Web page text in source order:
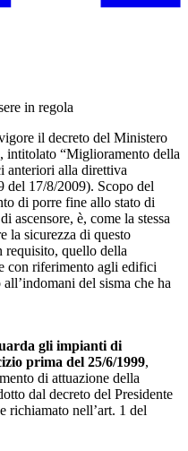
in regola
il decreto del Ministero
intitolato “Miglioramento della
anteriori alla direttiva
del 17/8/2009). Scopo del
di porre fine allo stato di
ascensore, è, come la stessa
la sicurezza di questo
requisito, quello della
con riferimento agli edifici
del sisma che ha
gli impianti di
prima del 25/6/1999,
di attuazione della
dal decreto del Presidente
richiamato nell’art. 1 del